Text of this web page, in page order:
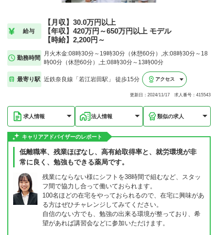
給与
【月収】30.0万円以上
【年収】420万円～650万円以上 モデル
【時給】2,200円～
勤務時間
月火木金:08時30分～19時30分（休憩60分）,水:08時30分～18
時00分（休憩60分）,土:08時30分～13時00分
最寄り駅 近鉄奈良線「若江岩田駅」 徒歩15分 アクセス
更新日：2024/11/17 求人番号：415543
求人情報 法人情報 類似の求人
キャリアアドバイザーのレポート
低離職率、残業ほぼなし、高有給取得率と、就労環境が非
常に良く、勉強もできる薬局です。
残業にならない様にシフトを38時間で組むなど、スタッ
フ間で協力し合って働いておられます。
100名ほどの在宅をやっておられるので、在宅に興味があ
る方はぜひチャレンジしてみてください。
自信のない方でも、勉強の出来る環境が整っており、希
望があれば講習会などに参加いただけます。